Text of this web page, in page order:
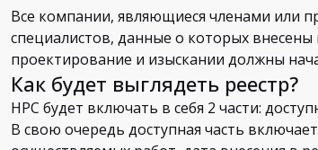
Все компании, являющиеся членами или
специалистов, данные о которых
проектирование и изыскании должны
Как будет выглядеть реестр?
НРС будет включать в себя 2 части:
В свою очередь доступная часть